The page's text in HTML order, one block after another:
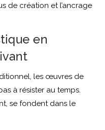
de création et l’ancrage
en
les œuvres de
à résister au temps.
se fondent dans le